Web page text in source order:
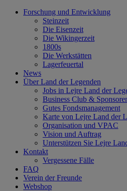
Skip
Forschung und Entwicklung
Steinzeit
Die Eisenzeit
Die Wikingerzeit
1800s
Die Werkstätten
Lagerfeuertal
News
Über Land der Legenden
Jobs in Lejre Land der
Business Club &
Gutes Fondsmanagement
Karte von Lejre Land der
Organisation und VPAC
Vision und Auftrag
Unterstützen Sie Lejre
Kontakt
Vergessene Fälle
FAQ
Verein der Freunde
Webshop